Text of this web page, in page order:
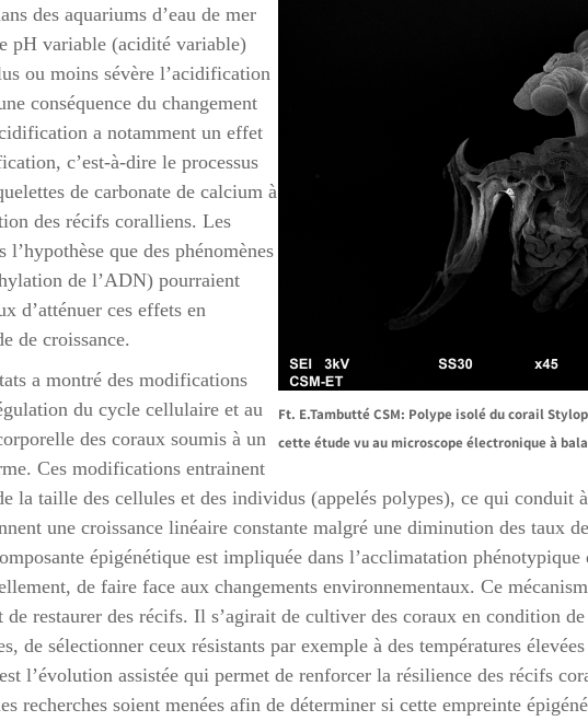
Ft. E.Tambutté CSM: Polype isolé du corail
cette étude vu au microscope électronique à
des aquariums d’eau de mer
pH variable (acidité variable)
ou moins sévère l’acidification
conséquence du changement
a notamment un effet
c’est-à-dire le processus
de carbonate de calcium à
des récifs coralliens. Les
l’hypothèse que des phénomènes
de l’ADN) pourraient
d’atténuer ces effets en
de croissance.
a montré des modifications
du cycle cellulaire et au
des coraux soumis à un
Ces modifications entrainent
la taille des cellules et des individus (appelés polypes), ce qui conduit
une croissance linéaire constante malgré une diminution des taux
épigénétique est impliquée dans l’acclimatation
de faire face aux changements environnementaux. Ce
restaurer des récifs. Il s’agirait de cultiver des coraux en condition de
de sélectionner ceux résistants par exemple à des températures
l’évolution assistée qui permet de renforcer la résilience des récifs
recherches soient menées afin de déterminer si cette empreinte